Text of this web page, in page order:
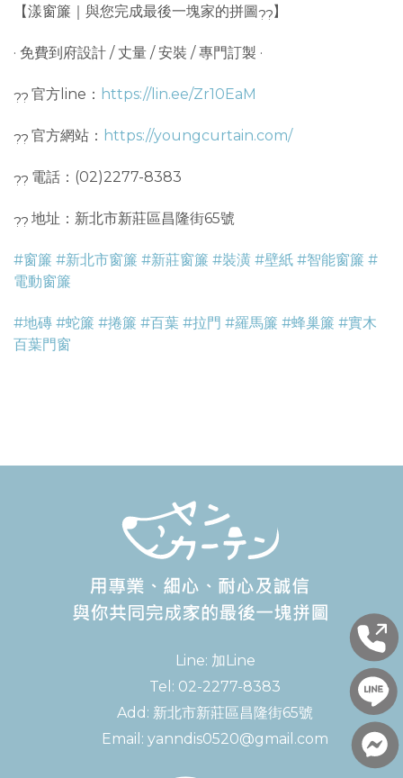
【漾窗簾｜與您完成最後一塊家的拼圖 】
· 免費到府設計 / 丈量 / 安裝 / 專門訂製 ·
官方line： https://lin.ee/Zr10EaM
官方網站： https://youngcurtain.com/
電話：(02)2277-8383
地址：新北市新莊區昌隆街65號
#窗簾 #新北市窗簾 #新莊窗簾 #裝潢 #壁紙 #智能窗簾 #
電動窗簾
#地磚 #蛇簾 #捲簾 #百葉 #拉門 #羅馬簾 #蜂巢簾 #實木
百葉門窗
Line: 加Line
Tel: 02-2277-8383
Add: 新北市新莊區昌隆街65號
Email: yanndis0520@gmail.com